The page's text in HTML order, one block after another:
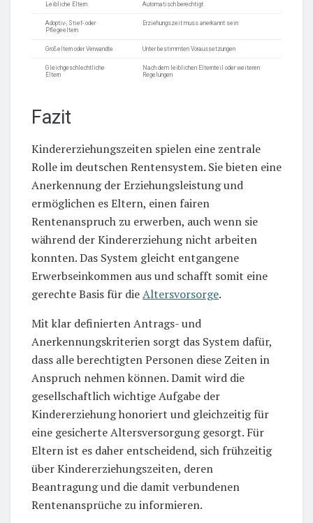
Leibliche Eltern Automatisch berechtigt
Adoptiv-, Stief- oder
Pflegeeltern
Erziehungszeit muss anerkannt sein
Großeltern oder Verwandte Unter bestimmten Voraussetzungen
Gleichgeschlechtliche
Eltern
Nach dem leiblichen Elternteil oder weiteren
Regelungen
Fazit
Kindererziehungszeiten spielen eine zentrale
Rolle im deutschen Rentensystem. Sie bieten eine
Anerkennung der Erziehungsleistung und
ermöglichen es Eltern, einen fairen
Rentenanspruch zu erwerben, auch wenn sie
während der Kindererziehung nicht arbeiten
konnten. Das System gleicht entgangene
Erwerbseinkommen aus und schafft somit eine
gerechte Basis für dieAltersvorsorge.
Mit klar definierten Antrags- und
Anerkennungskriterien sorgt das System dafür,
dass alle berechtigten Personen diese Zeiten in
Anspruch nehmen können. Damit wird die
gesellschaftlich wichtige Aufgabe der
Kindererziehung honoriert und gleichzeitig für
eine gesicherte Altersversorgung gesorgt. Für
Eltern ist es daher entscheidend, sich frühzeitig
über Kindererziehungszeiten, deren
Beantragung und die damit verbundenen
Rentenansprüche zu informieren.